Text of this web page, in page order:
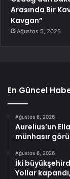
Arasında Bir
Kavgan”
Ağustos 5, 2026
En Güncel
Ağustos 6, 2026
Aurelius’un
münhasır
Ağustos 6, 2026
İki
Yollar